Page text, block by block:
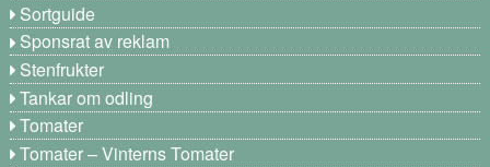
Sortguide
Sponsrat av reklam
Stenfrukter
Tankar om odling
Tomater
Tomater – Vinterns Tomater